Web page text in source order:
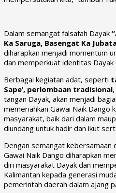
Dalam semangat falsafah Dayak
Ka Saruga, Basengat Ka
diharapkan menjadi momentum
dan memperkuat identitas Dayak
Berbagai kegiatan adat, seperti
Sape’, perlombaan tradisional
tangan Dayak, akan menjadi
memeriahkan Gawai Naik Dango
masyarakat, baik dari dalam
diundang untuk hadir dan ikut
Dengan semangat kebersamaan
Gawai Naik Dango diharapkan
diri masyarakat Dayak dan
Kalimantan kepada generasi
pemerintah daerah dalam ajang